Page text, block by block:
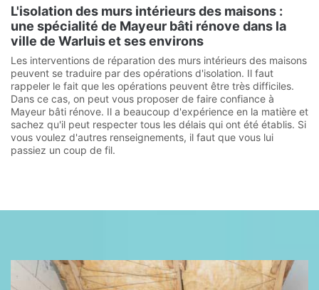
L'isolation des murs intérieurs des maisons :
une spécialité de Mayeur bâti rénove dans la
ville de Warluis et ses environs
Les interventions de réparation des murs intérieurs des maisons
peuvent se traduire par des opérations d'isolation. Il faut
rappeler le fait que les opérations peuvent être très difficiles.
Dans ce cas, on peut vous proposer de faire confiance à
Mayeur bâti rénove. Il a beaucoup d'expérience en la matière et
sachez qu'il peut respecter tous les délais qui ont été établis. Si
vous voulez d'autres renseignements, il faut que vous lui
passiez un coup de fil.